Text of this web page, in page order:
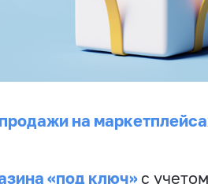
на
«под ключ» с учетом